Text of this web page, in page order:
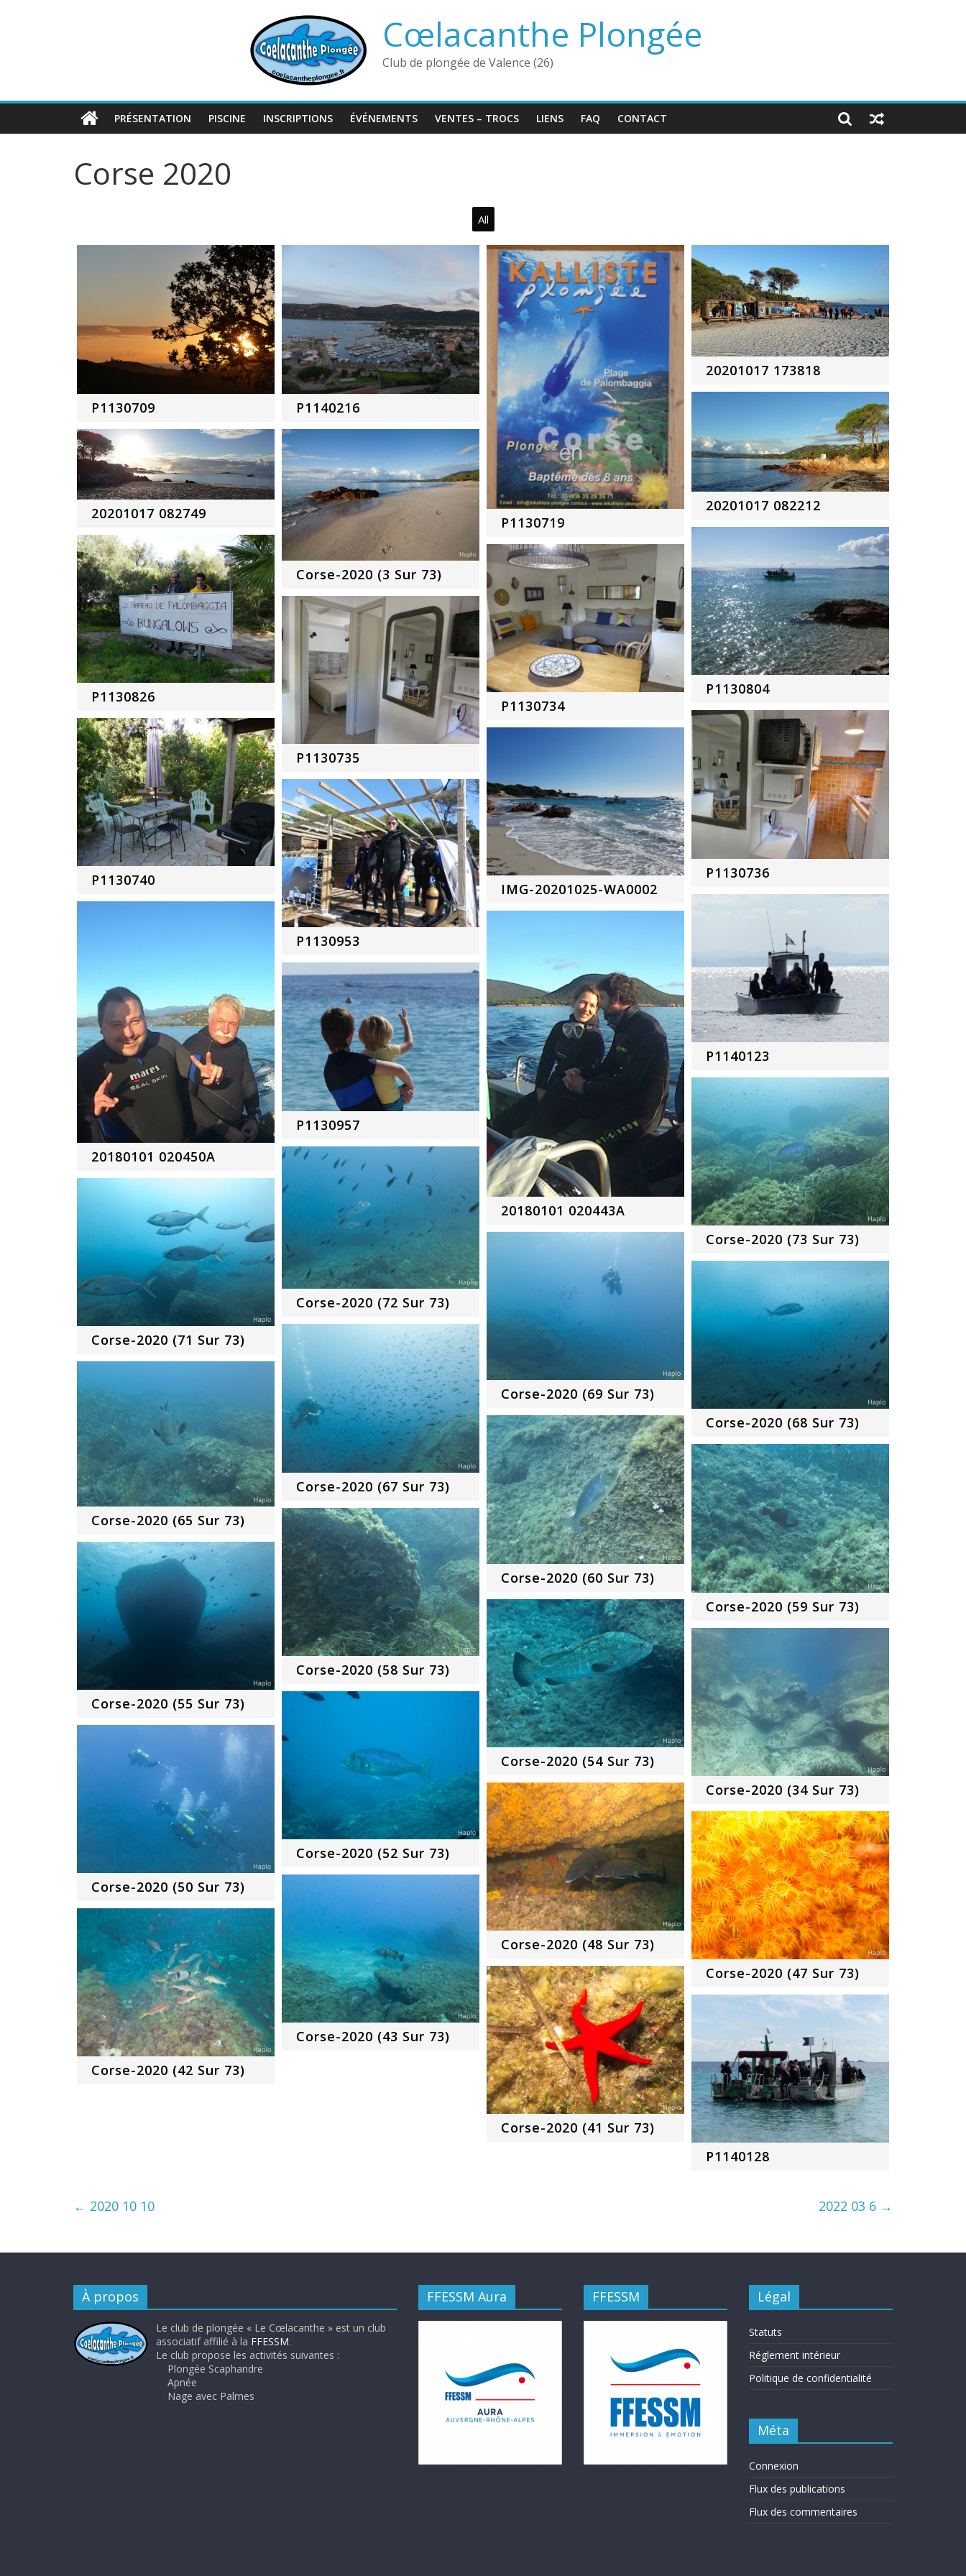
Cœlacanthe Plongée
Club de plongée de Valence (26)
PRÉSENTATION PISCINE INSCRIPTIONS ÉVÉNEMENTS VENTES – TROCS LIENS FAQ CONTACT
Corse 2020
All
P1130709
20201017 082749
P1130826
P1130740
20180101 020450A
Corse-2020 (71 Sur 73)
Corse-2020 (65 Sur 73)
Corse-2020 (55 Sur 73)
Corse-2020 (50 Sur 73)
Corse-2020 (42 Sur 73)
P1140216
Corse-2020 (3 Sur 73)
P1130735
P1130953
P1130957
Corse-2020 (72 Sur 73)
Corse-2020 (67 Sur 73)
Corse-2020 (58 Sur 73)
Corse-2020 (52 Sur 73)
Corse-2020 (43 Sur 73)
P1130719
P1130734
IMG-20201025-WA0002
20180101 020443A
Corse-2020 (69 Sur 73)
Corse-2020 (60 Sur 73)
Corse-2020 (54 Sur 73)
Corse-2020 (48 Sur 73)
Corse-2020 (41 Sur 73)
20201017 173818
20201017 082212
P1130804
P1130736
P1140123
Corse-2020 (73 Sur 73)
Corse-2020 (68 Sur 73)
Corse-2020 (59 Sur 73)
Corse-2020 (34 Sur 73)
Corse-2020 (47 Sur 73)
P1140128
← 2020 10 10 2022 03 6 →
À propos
Le club de plongée « Le Cœlacanthe » est un club
associatif affilié à la FFESSM.
Le club propose les activités suivantes :
Plongée Scaphandre
Apnée
Nage avec Palmes
FFESSM Aura FFESSM Légal
Statuts
Réglement intérieur
Politique de confidentialité
Méta
Connexion
Flux des publications
Flux des commentaires